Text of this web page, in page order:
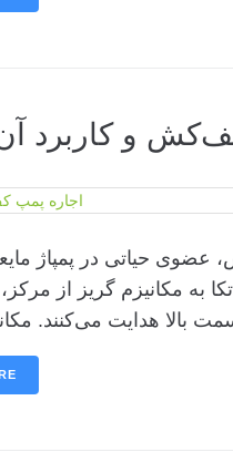
و کاربرد
حیاتی در پمپاژ
به مکانیزم گریز از
بالا هدایت می‌کنند.